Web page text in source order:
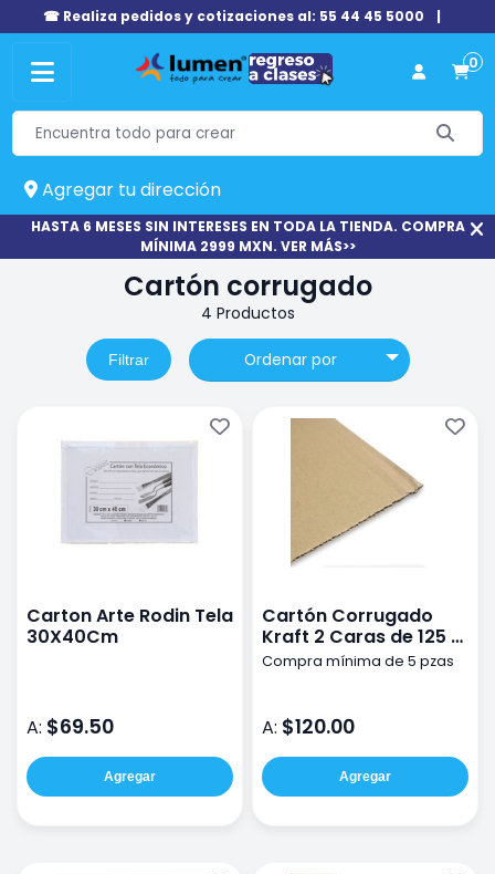
☎ Realiza pedidos y cotizaciones al: 55 44 45 5000 |
0
Agregar tu dirección
HASTA 6 MESES SIN INTERESES EN TODA LA TIENDA. COMPRA
MÍNIMA 2999 MXN. VER MÁS>>
Cartón corrugado
Filtrar
4 Productos
Ordenar por
Carton Arte Rodin Tela
30X40Cm
A: $69.50
Agregar
Cartón Corrugado
Kraft 2 Caras de 125 x
153 cm
Compra mínima de 5 pzas
A: $120.00
Agregar